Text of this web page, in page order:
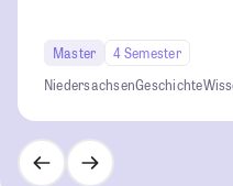
Master
4 Semester
NiedersachsenGeschichte